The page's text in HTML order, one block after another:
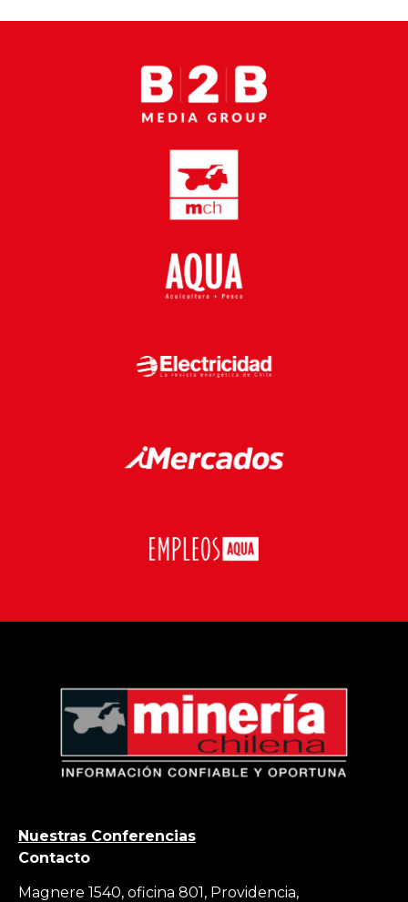
Nuestras Conferencias
Contacto
Magnere 1540, oficina 801, Providencia,